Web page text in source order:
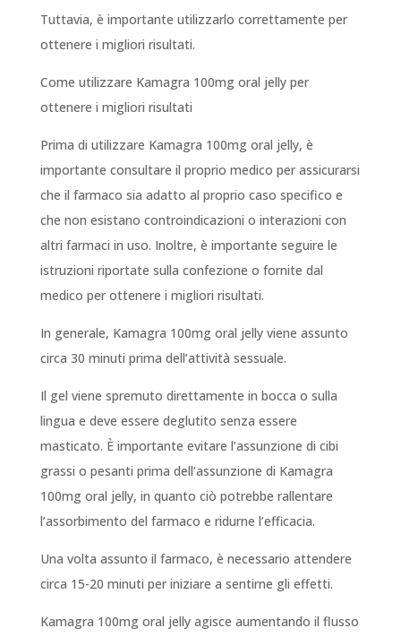
Tuttavia, è importante utilizzarlo correttamente per
ottenere i migliori risultati.
Come utilizzare Kamagra 100mg oral jelly per
ottenere i migliori risultati
Prima di utilizzare Kamagra 100mg oral jelly, è
importante consultare il proprio medico per assicurarsi
che il farmaco sia adatto al proprio caso specifico e
che non esistano controindicazioni o interazioni con
altri farmaci in uso. Inoltre, è importante seguire le
istruzioni riportate sulla confezione o fornite dal
medico per ottenere i migliori risultati.
In generale, Kamagra 100mg oral jelly viene assunto
circa 30 minuti prima dell’attività sessuale.
Il gel viene spremuto direttamente in bocca o sulla
lingua e deve essere deglutito senza essere
masticato. È importante evitare l’assunzione di cibi
grassi o pesanti prima dell’assunzione di Kamagra
100mg oral jelly, in quanto ciò potrebbe rallentare
l’assorbimento del farmaco e ridurne l’efficacia.
Una volta assunto il farmaco, è necessario attendere
circa 15-20 minuti per iniziare a sentirne gli effetti.
Kamagra 100mg oral jelly agisce aumentando il flusso